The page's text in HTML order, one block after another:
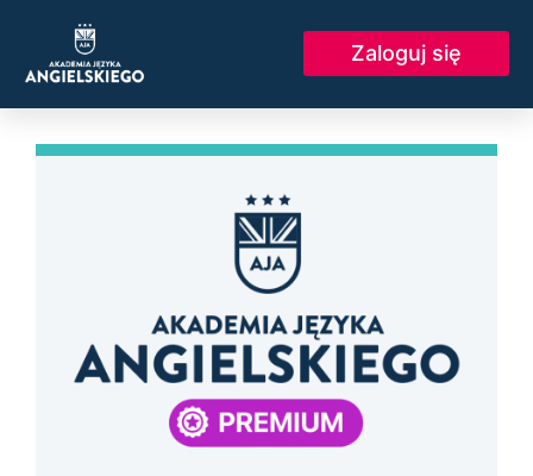
content
Zaloguj się